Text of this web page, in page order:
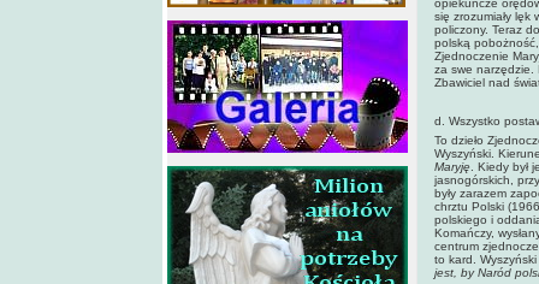
opiekuńcze
się zrozumiały lęk
policzony. Teraz
polską
Zjednoczenie
za swe narzędzie.
Zbawiciel nad
d. Wszystko
To dzieło
Wyszyński.
Maryję . Kiedy
jasnogórskich,
były zarazem
chrztu Polski
polskiego i
Komańczy,
centrum
to kard. Wyszyński
jest, by Naród